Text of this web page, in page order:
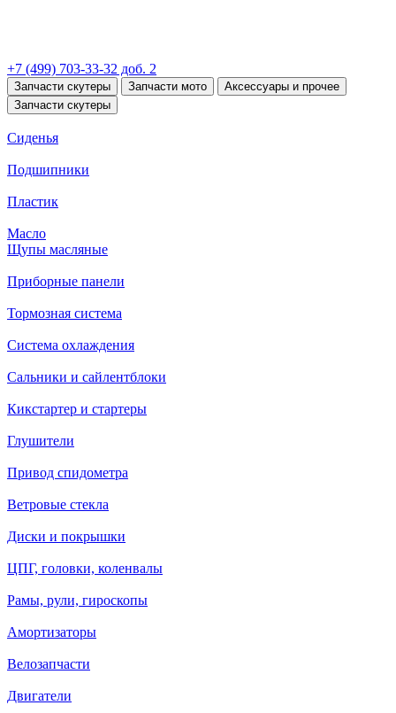
+7 (499) 703-33-32 доб. 2
Запчасти скутеры Запчасти мото
Аксессуары и прочее
Запчасти скутеры
Сиденья
Подшипники
Пластик
Масло
Щупы масляные
Приборные панели
Тормозная система
Система охлаждения
Сальники и сайлентблоки
Кикстартер и стартеры
Глушители
Привод спидометра
Ветровые стекла
Диски и покрышки
ЦПГ, головки, коленвалы
Рамы, рули, гироскопы
Амортизаторы
Велозапчасти
Двигатели